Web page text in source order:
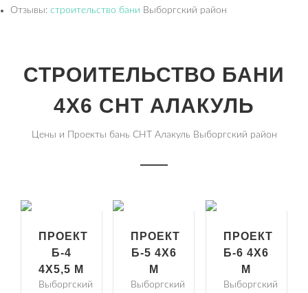
Отзывы: строительство бани Выборгский район
СТРОИТЕЛЬСТВО БАНИ
4Х6 СНТ АЛАКУЛЬ
Цены и Проекты бань СНТ Алакуль Выборгский район
ПРОЕКТ
Б-4
4Х5,5 М
Выборгский
ПРОЕКТ
Б-5 4Х6
М
Выборгский
ПРОЕКТ
Б-6 4Х6
М
Выборгский